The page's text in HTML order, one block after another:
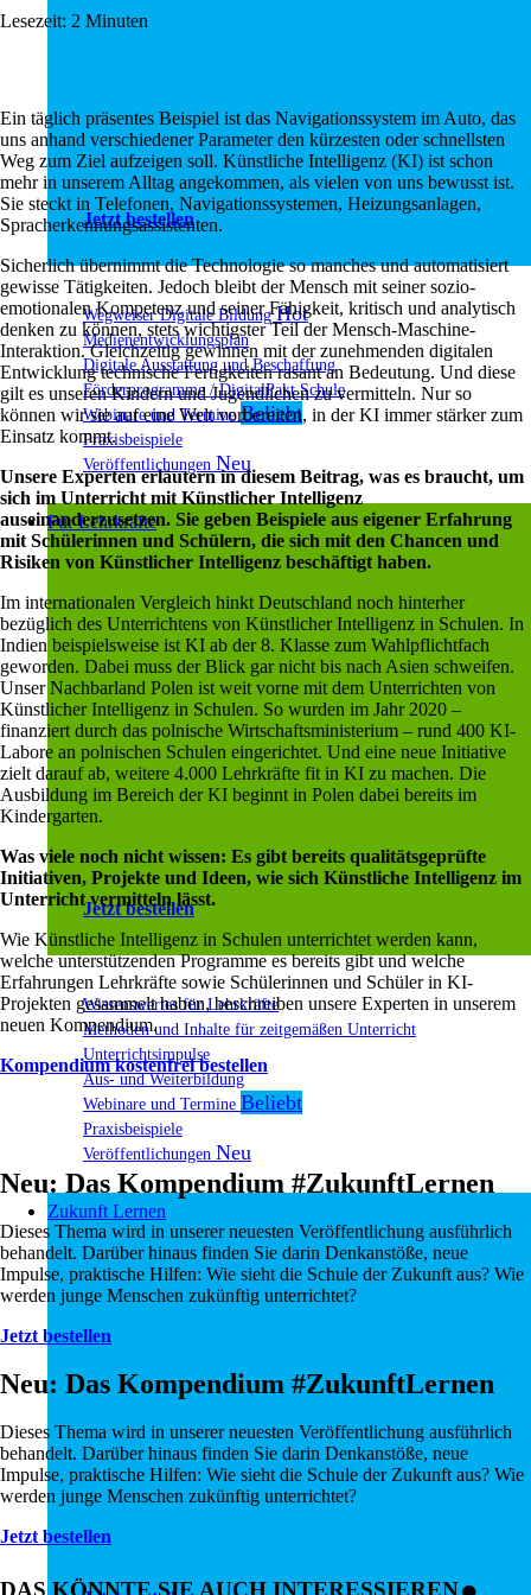
Jetzt bestellen
Wegweiser Digitale Bildung
Medienentwicklungsplan
Digitale Ausstattung und Beschaffung
Förderprogramme / DigitalPakt Schule
Webinare und Termine
Praxisbeispiele
Veröffentlichungen
Für Lehrkräfte
Jetzt bestellen
Wissenswertes für Lehrkräfte
Methoden und Inhalte für zeitgemäßen Unterricht
Unterrichtsimpulse
Aus- und Weiterbildung
Webinare und Termine
Praxisbeispiele
Veröffentlichungen
Zukunft Lernen
Lesezeit: 2 Minuten
Ein täglich präsentes Beispiel ist das Navigationssystem im Auto, das
uns anhand verschiedener Parameter den kürzesten oder schnellsten
Weg zum Ziel aufzeigen soll. Künstliche Intelligenz (KI) ist schon
mehr in unserem Alltag angekommen, als vielen von uns bewusst ist.
Sie steckt in Telefonen, Navigationssystemen, Heizungsanlagen,
Spracherkennungsassistenten.
Sicherlich übernimmt die Technologie so manches und automatisiert
gewisse Tätigkeiten. Jedoch bleibt der Mensch mit seiner sozio-
emotionalen Kompetenz und seiner Fähigkeit, kritisch und analytisch
denken zu können, stets wichtigster Teil der Mensch-Maschine-
Interaktion. Gleichzeitig gewinnen mit der zunehmenden digitalen
Entwicklung technische Fertigkeiten rasant an Bedeutung. Und diese
gilt es unseren Kindern und Jugendlichen zu vermitteln. Nur so
können wir sie auf eine Welt vorbereiten, in der KI immer stärker zum
Einsatz kommt.
Unsere Experten erläutern in diesem Beitrag, was es braucht, um
sich im Unterricht mit Künstlicher Intelligenz
auseinanderzusetzen. Sie geben Beispiele aus eigener Erfahrung
mit Schülerinnen und Schülern, die sich mit den Chancen und
Risiken von Künstlicher Intelligenz beschäftigt haben.
Im internationalen Vergleich hinkt Deutschland noch hinterher
bezüglich des Unterrichtens von Künstlicher Intelligenz in Schulen. In
Indien beispielsweise ist KI ab der 8. Klasse zum Wahlpflichtfach
geworden. Dabei muss der Blick gar nicht bis nach Asien schweifen.
Unser Nachbarland Polen ist weit vorne mit dem Unterrichten von
Künstlicher Intelligenz in Schulen. So wurden im Jahr 2020 –
finanziert durch das polnische Wirtschaftsministerium – rund 400 KI-
Labore an polnischen Schulen eingerichtet. Und eine neue Initiative
zielt darauf ab, weitere 4.000 Lehrkräfte fit in KI zu machen. Die
Ausbildung im Bereich der KI beginnt in Polen dabei bereits im
Kindergarten.
Was viele noch nicht wissen: Es gibt bereits qualitätsgeprüfte
Initiativen, Projekte und Ideen, wie sich Künstliche Intelligenz im
Unterricht vermitteln lässt.
Wie Künstliche Intelligenz in Schulen unterrichtet werden kann,
welche unterstützenden Programme es bereits gibt und welche
Erfahrungen Lehrkräfte sowie Schülerinnen und Schüler in KI-
Projekten gesammelt haben, beschreiben unsere Experten in unserem
neuen Kompendium.
Kompendium kostenfrei bestellen
Neu: Das Kompendium #ZukunftLernen
Dieses Thema wird in unserer neuesten Veröffentlichung ausführlich
behandelt. Darüber hinaus finden Sie darin Denkanstöße, neue
Impulse, praktische Hilfen: Wie sieht die Schule der Zukunft aus? Wie
werden junge Menschen zukünftig unterrichtet?
Jetzt bestellen
Neu: Das Kompendium #ZukunftLernen
Dieses Thema wird in unserer neuesten Veröffentlichung ausführlich
behandelt. Darüber hinaus finden Sie darin Denkanstöße, neue
Impulse, praktische Hilfen: Wie sieht die Schule der Zukunft aus? Wie
werden junge Menschen zukünftig unterrichtet?
Jetzt bestellen
DAS KÖNNTE SIE AUCH INTERESSIEREN.